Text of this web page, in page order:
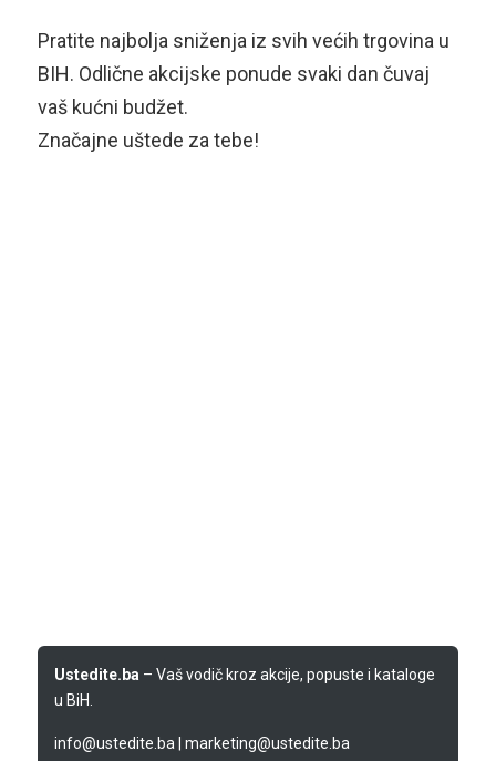
Pratite najbolja sniženja iz svih većih trgovina u
BIH. Odlične akcijske ponude svaki dan čuvaj
vaš kućni budžet.
Značajne uštede za tebe!
Ustedite.ba– Vaš vodič kroz akcije, popuste i kataloge
u BiH.
info@ustedite.ba marketing@ustedite.ba